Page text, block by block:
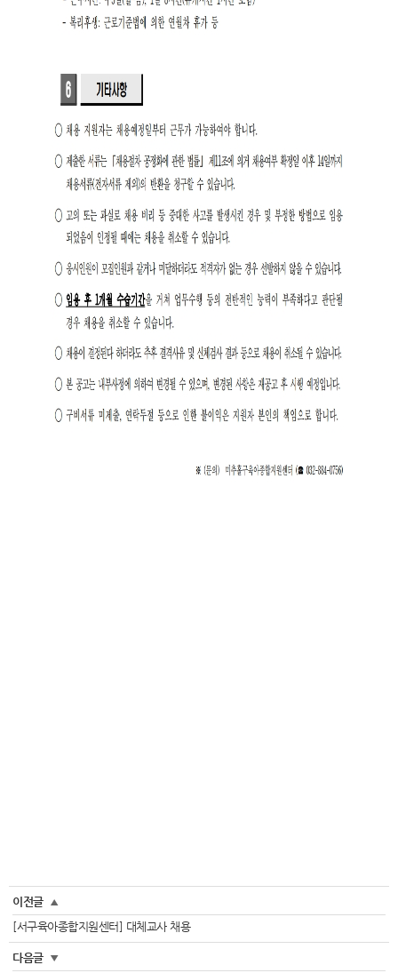
이전글 ▲
[서구육아종합지원센터] 대체교사 채용
다음글 ▼